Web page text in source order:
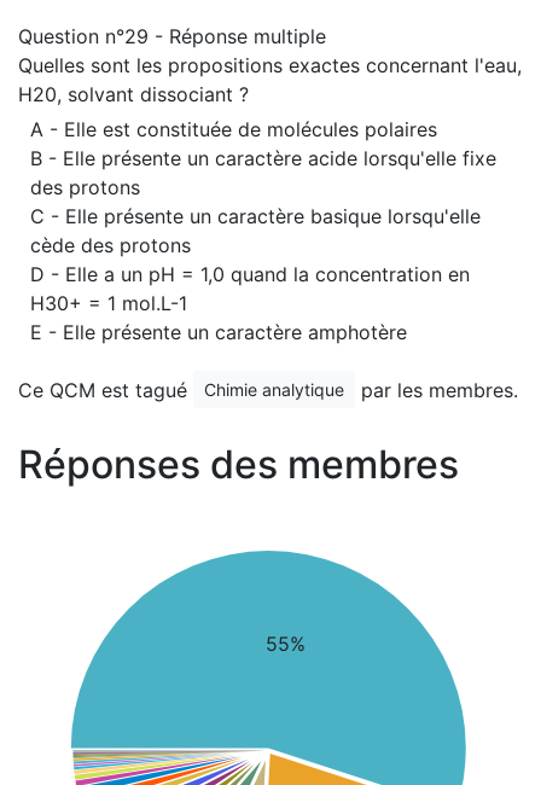
Question n°29 - Réponse multiple
Quelles sont les propositions exactes concernant l'eau,
H20, solvant dissociant ?
A - Elle est constituée de molécules polaires
B - Elle présente un caractère acide lorsqu'elle fixe
des protons
C - Elle présente un caractère basique lorsqu'elle
cède des protons
D - Elle a un pH = 1,0 quand la concentration en
H30+ = 1 mol.L-1
E - Elle présente un caractère amphotère
Ce QCM est tagué Chimie analytique par les membres.
Réponses des membres
55%